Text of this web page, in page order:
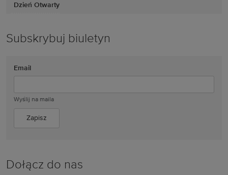
Dzień Otwarty
Subskrybuj biuletyn
Email
Wyślij na maila
Dołącz do nas